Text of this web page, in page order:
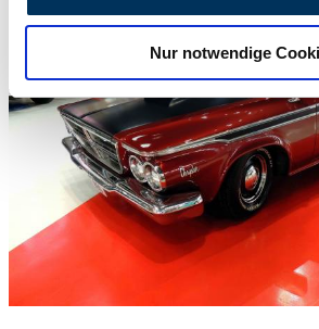
analysieren. Außerdem geben wir
Verwendung unserer Website an
soziale Medien, Werbung und
Partner führen diese Informationen
weiteren Daten zusammen, die Sie
haben oder die sie im Rahmen Ihrer
gesammelt haben.
Nur notwendige